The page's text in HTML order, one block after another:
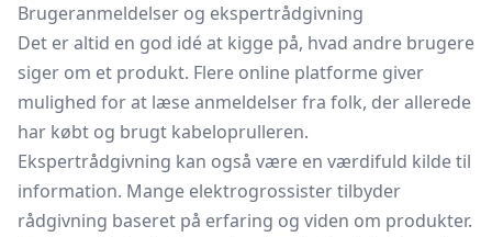
Brugeranmeldelser og ekspertrådgivning
Det er altid en god idé at kigge på, hvad andre brugere
siger om et produkt. Flere online platforme giver
mulighed for at læse anmeldelser fra folk, der allerede
har købt og brugt kabeloprulleren.
Ekspertrådgivning kan også være en værdifuld kilde til
information. Mange elektrogrossister tilbyder
rådgivning baseret på erfaring og viden om produkter.